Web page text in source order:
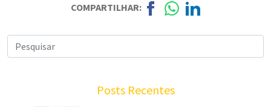
COMPARTILHAR:
Posts Recentes